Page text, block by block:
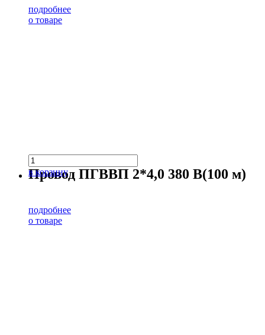
подробнее
о товаре
в корзину
Провод ПГВВП 2*4,0 380 В(100 м)
подробнее
о товаре